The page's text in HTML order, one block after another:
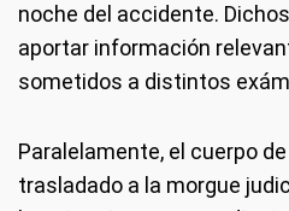
noche del accidente.
aportar información
sometidos a distintos
Paralelamente, el cuerpo
trasladado a la morgue